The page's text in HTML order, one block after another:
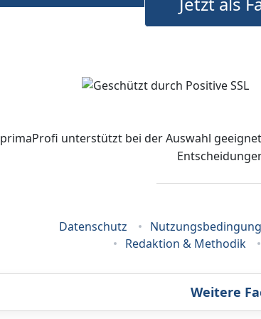
primaProfi unterstützt bei der Auswahl
Datenschutz
Redaktion & Methodik
Weitere